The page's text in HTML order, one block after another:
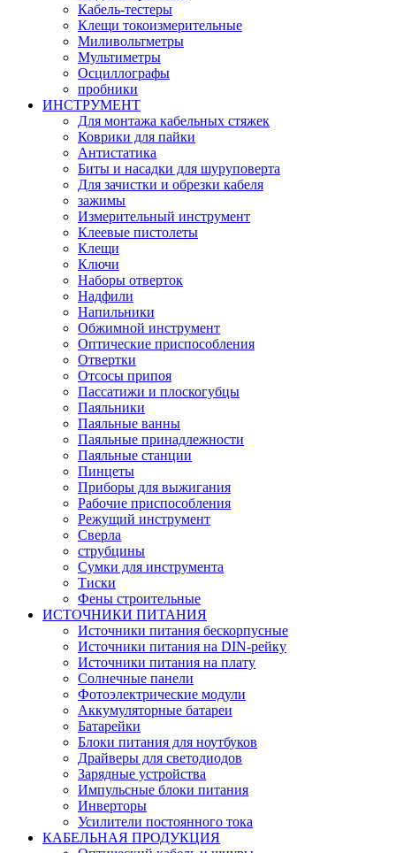
Кабель-тестеры
Клещи токоизмерительные
Миливольтметры
Мультиметры
Осциллографы
пробники
ИНСТРУМЕНТ
Для монтажа кабельных стяжек
Коврики для пайки
Антистатика
Биты и насадки для шуруповерта
Для зачистки и обрезки кабеля
зажимы
Измерительный инструмент
Клеевые пистолеты
Клещи
Ключи
Наборы отверток
Надфили
Напильники
Обжимной инструмент
Оптические приспособления
Отвертки
Отсосы припоя
Пассатижи и плоскогубцы
Паяльники
Паяльные ванны
Паяльные принадлежности
Паяльные станции
Пинцеты
Приборы для выжигания
Рабочие приспособления
Режущий инструмент
Сверла
струбцины
Сумки для инструмента
Тиски
Фены строительные
ИСТОЧНИКИ ПИТАНИЯ
Источники питания бескорпусные
Источники питания на DIN-рейку
Источники питания на плату
Солнечные панели
Фотоэлектрические модули
Аккумуляторные батареи
Батарейки
Блоки питания для ноутбуков
Драйверы для светодиодов
Зарядные устройства
Импульсные блоки питания
Инверторы
Усилители постоянного тока
КАБЕЛЬНАЯ ПРОДУКЦИЯ